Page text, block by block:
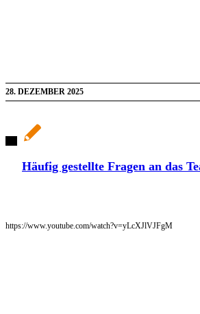
28. DEZEMBER 2025
Häufig gestellte Fragen an das
https://www.youtube.com/watch?v=yLcXJlVJFgM